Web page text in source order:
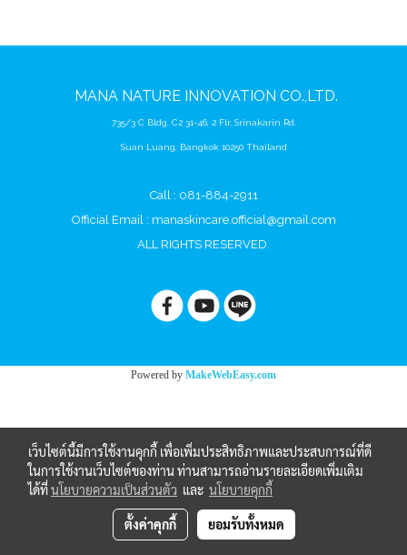
MANA NATURE INNOVATION CO.,LTD.
735/3 C Bldg. C2 31-46, 2 Flr. Srinakarin Rd.
Suan Luang, Bangkok 10250 Thailand
Call : 081-884-2911
Official Email : manaskincare.official@gmail.com
ALL RIGHTS RESERVED.
Powered by MakeWebEasy.com
เว็บไซต์นี้มีการใช้งานคุกกี้ เพื่อเพิ่มประสิทธิภาพและประสบการณ์ที่ดี
ในการใช้งานเว็บไซต์ของท่าน ท่านสามารถอ่านรายละเอียดเพิ่มเติม
ได้ที่นโยบายความเป็นส่วนตัว และ นโยบายคุกกี้
ตั้งค่าคุกกี้ ยอมรับทั้งหมด